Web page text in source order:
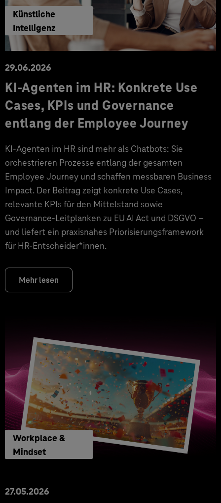
Künstliche
Intelligenz
29.06.2026
KI‑Agenten im HR: Konkrete Use
Cases, KPIs und Governance
entlang der Employee Journey
KI‑Agenten im HR sind mehr als Chatbots: Sie
orchestrieren Prozesse entlang der gesamten
Employee Journey und schaffen messbaren Business
Impact. Der Beitrag zeigt konkrete Use Cases,
relevante KPIs für den Mittelstand sowie
Governance‑Leitplanken zu EU AI Act und DSGVO –
und liefert ein praxisnahes Priorisierungsframework
für HR‑Entscheider*innen.
Mehr lesen
Workplace &
Mindset
27.05.2026